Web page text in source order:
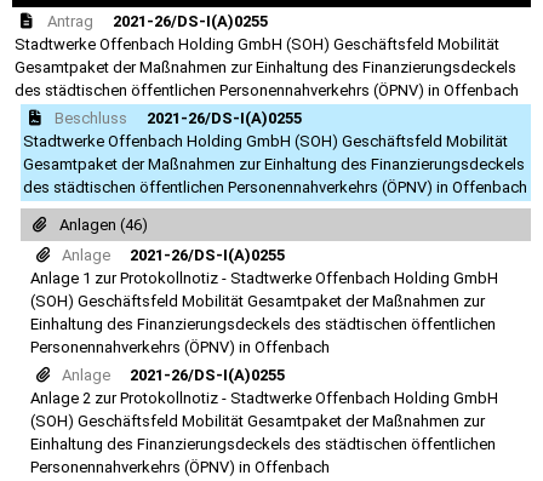
Antrag
2021-26/DS-I(A)0255
Stadtwerke Offenbach Holding GmbH (SOH) Geschäftsfeld Mobilität
Gesamtpaket der Maßnahmen zur Einhaltung des Finanzierungsdeckels
des städtischen öffentlichen Personennahverkehrs (ÖPNV) in Offenbach
Beschluss
2021-26/DS-I(A)0255
Stadtwerke Offenbach Holding GmbH (SOH) Geschäftsfeld Mobilität
Gesamtpaket der Maßnahmen zur Einhaltung des Finanzierungsdeckels
des städtischen öffentlichen Personennahverkehrs (ÖPNV) in Offenbach
Anlagen (46)
Anlage
2021-26/DS-I(A)0255
Anlage 1 zur Protokollnotiz - Stadtwerke Offenbach Holding GmbH
(SOH) Geschäftsfeld Mobilität Gesamtpaket der Maßnahmen zur
Einhaltung des Finanzierungsdeckels des städtischen öffentlichen
Personennahverkehrs (ÖPNV) in Offenbach
Anlage
2021-26/DS-I(A)0255
Anlage 2 zur Protokollnotiz - Stadtwerke Offenbach Holding GmbH
(SOH) Geschäftsfeld Mobilität Gesamtpaket der Maßnahmen zur
Einhaltung des Finanzierungsdeckels des städtischen öffentlichen
Personennahverkehrs (ÖPNV) in Offenbach